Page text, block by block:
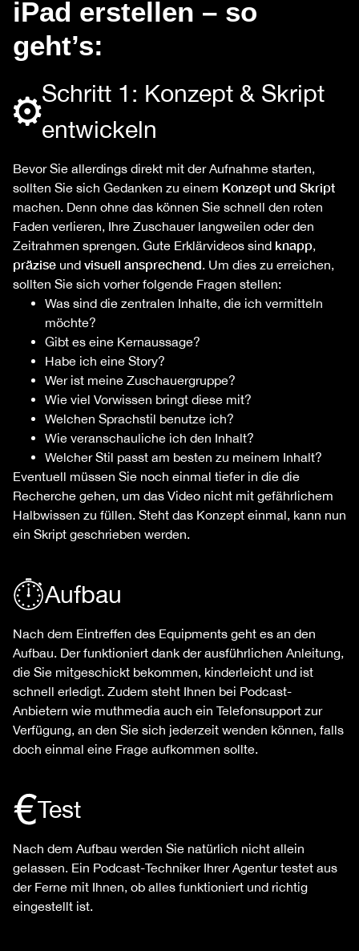
iPad erstellen – so
geht’s:
Schritt 1: Konzept & Skript
entwickeln
Bevor Sie allerdings direkt mit der Aufnahme starten,
sollten Sie sich Gedanken zu einem Konzept und Skript
machen. Denn ohne das können Sie schnell den roten
Faden verlieren, Ihre Zuschauer langweilen oder den
Zeitrahmen sprengen. Gute Erklärvideos sind knapp,
präzise und visuell ansprechend. Um dies zu erreichen,
sollten Sie sich vorher folgende Fragen stellen:
Was sind die zentralen Inhalte, die ich vermitteln
möchte?
Gibt es eine Kernaussage?
Habe ich eine Story?
Wer ist meine Zuschauergruppe?
Wie viel Vorwissen bringt diese mit?
Welchen Sprachstil benutze ich?
Wie veranschauliche ich den Inhalt?
Welcher Stil passt am besten zu meinem Inhalt?
Eventuell müssen Sie noch einmal tiefer in die die
Recherche gehen, um das Video nicht mit gefährlichem
Halbwissen zu füllen. Steht das Konzept einmal, kann nun
ein Skript geschrieben werden.
Aufbau
Nach dem Eintreffen des Equipments geht es an den
Aufbau. Der funktioniert dank der ausführlichen Anleitung,
die Sie mitgeschickt bekommen, kinderleicht und ist
schnell erledigt. Zudem steht Ihnen bei Podcast-
Anbietern wie muthmedia auch ein Telefonsupport zur
Verfügung, an den Sie sich jederzeit wenden können, falls
doch einmal eine Frage aufkommen sollte.
Test
Nach dem Aufbau werden Sie natürlich nicht allein
gelassen. Ein Podcast-Techniker Ihrer Agentur testet aus
der Ferne mit Ihnen, ob alles funktioniert und richtig
eingestellt ist.